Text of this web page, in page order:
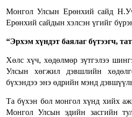
Монгол Улсын Ерөнхий сайд
Ерөнхий сайдын хэлсэн үгийг
“Эрхэм хүндэт баялаг бүтээгч,
Хөлс хүч, хөдөлмөр зүтгэлээ
Улсын хөгжил дэвшлийн
бүхэндээ энэ өдрийн мэнд
Та бүхэн бол монгол хүнд хийх
Монгол Улсын эдийн засгийн